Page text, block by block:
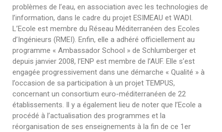
problèmes de l’eau, en association avec les technologies de
l’information, dans le cadre du projet ESIMEAU et WADI.
L’Ecole est membre du Réseau Méditerranéen des Ecoles
d’Ingénieurs (RMEI). Enfin, elle a adhéré officiellement au
programme « Ambassador School » de Schlumberger et
depuis janvier 2008, l’ENP est membre de l’AUF. Elle s’est
engagée progressivement dans une démarche « Qualité » à
l’occasion de sa participation à un projet TEMPUS,
concernant un consortium euro-méditerranéen de 22
établissements. Il y a également lieu de noter que l’Ecole a
procédé à l’actualisation des programmes et la
réorganisation de ses enseignements à la fin de ce 1er